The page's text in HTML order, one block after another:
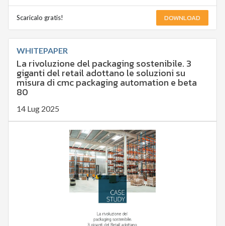
Scaricalo gratis! DOWNLOAD
WHITEPAPER
La rivoluzione del packaging sostenibile. 3
giganti del retail adottano le soluzioni su
misura di cmc packaging automation e beta
80
14 Lug 2025